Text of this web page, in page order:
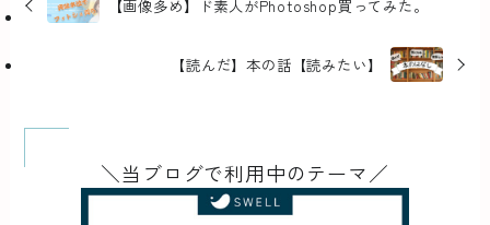
【画像多め】ド素人がPhotoshop買ってみた。
【読んだ】本の話【読みたい】
＼当ブログで利用中のテーマ／